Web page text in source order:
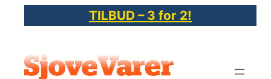
TILBUD – 3 for 2!